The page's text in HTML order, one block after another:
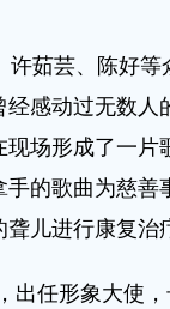
茹芸、陈好等
感动过无数人
场形成了一片
的歌曲为慈善
儿进行康复治
任形象大使